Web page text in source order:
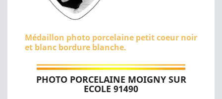
Médaillon photo porcelaine petit coeur noir
et blanc bordure blanche.
PHOTO PORCELAINE MOIGNY SUR
ECOLE 91490